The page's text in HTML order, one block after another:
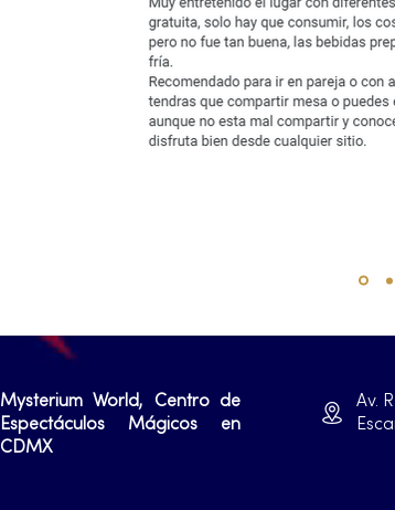
Mysterium World, Centro de
Espectáculos Mágicos en
CDMX
Av.